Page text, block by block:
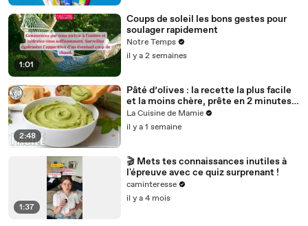
1:01
Coups de soleil les bons gestes pour
soulager rapidement
Notre Temps
il y a 2 semaines
2:48
Pâté d’olives : la recette la plus facile
et la moins chère, prête en 2 minutes !
Ultra sain
La Cuisine de Mamie
il y a 1 semaine
1:37
🎬 Mets tes connaissances inutiles à
l'épreuve avec ce quiz surprenant !
caminteresse
il y a 4 mois